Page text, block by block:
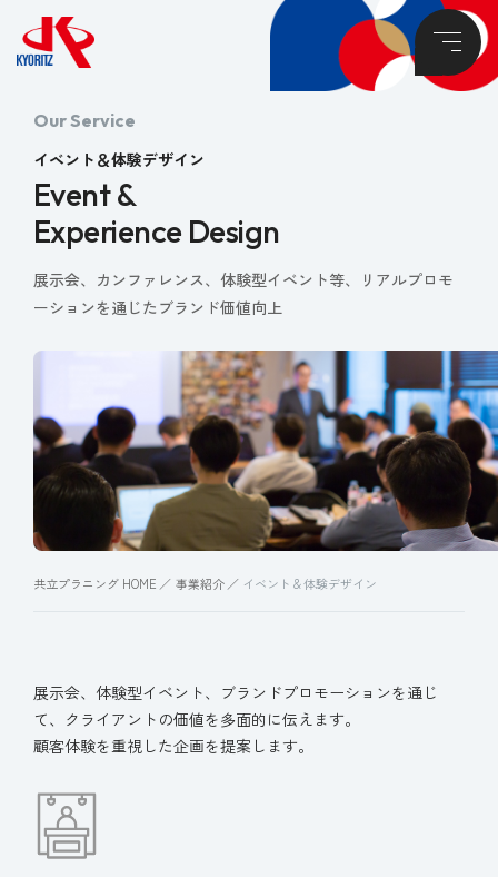
Our Service
イベント＆体験デザイン
Event &
Experience Design
展示会、カンファレンス、体験型イベント等、
リアルプロモ
ーションを通じたブランド価値向上
共立プラニング HOME 事業紹介 イベント＆体験デザイン
展示会、体験型イベント、ブランドプロモーションを通じ
て、クライアントの価値を多面的に伝えます。
顧客体験を重視した企画を提案します。